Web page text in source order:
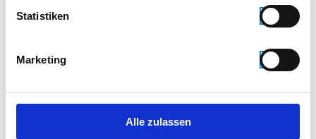
Statistiken
Marketing
Alle zulassen
Aber wir können Ihr Haus auch nachträglich sicher
machen.
Hierbei kommen vor allem abschließbare
Fenstergriffe, Fenstersicherungen wie Sperriegel und
oder Gittersicherungen zum Einsatz. Als Glaser
Handwerker können wir Ihnen natürlich auch